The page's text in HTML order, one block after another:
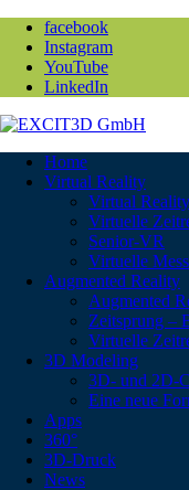
facebook
Instagram
YouTube
LinkedIn
Home
Virtual Reality
Virtual Reality
Virtuelle
Senior-VR
Virtuelle
Augmented Reality
Augmented
Zeitsprung –
Virtuelle
3D Modeling
3D- und 2D-
Eine neue
Apps
360°
3D-Druck
News